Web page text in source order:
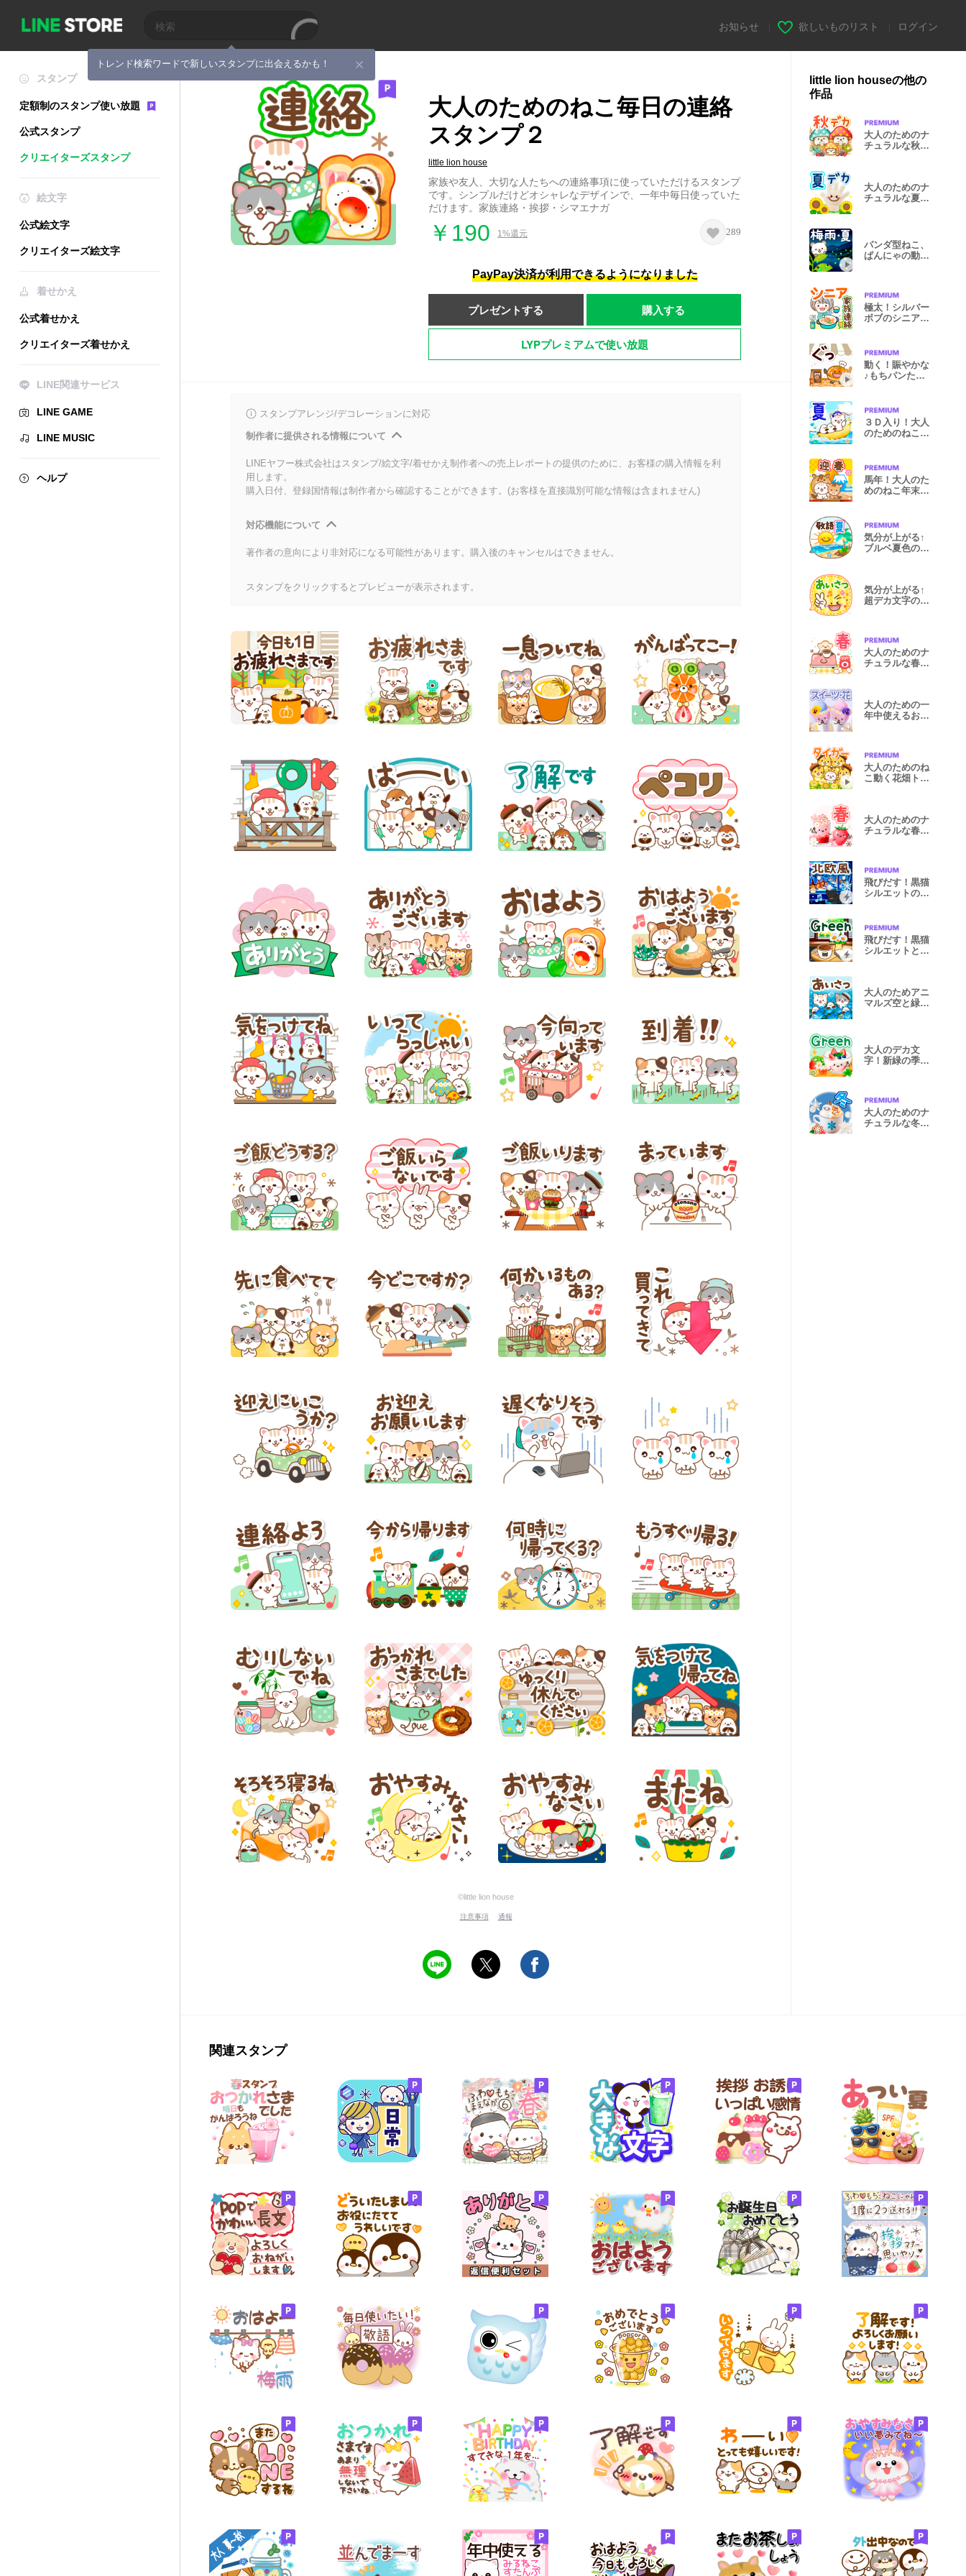
トレンド検索ワードで新しいスタンプに出会えるかも！
お知らせ 欲しいものリスト ログイン
スタンプ
定額制のスタンプ使い放題
公式スタンプ
クリエイターズスタンプ
絵文字
公式絵文字
クリエイターズ絵文字
着せかえ
公式着せかえ
クリエイターズ着せかえ
LINE関連サービス
LINE GAME
LINE MUSIC
ヘルプ
大人のためのねこ毎日の連絡
スタンプ２
little lion house
家族や友人、大切な人たちへの連絡事項に使っていただけるスタンプ
です。シンプルだけどオシャレなデザインで、一年中毎日使っていた
だけます。家族連絡・挨拶・シマエナガ
￥190 1%還元 289
PayPay決済が利用できるようになりました
プレゼントする 購入する
LYPプレミアムで使い放題
スタンプアレンジ/デコレーションに対応
制作者に提供される情報について
LINEヤフー株式会社はスタンプ/絵文字/着せかえ制作者への売上レポートの提供のために、お客様の購入情報を利
用します。
購入日付、登録国情報は制作者から確認することができます。(お客様を直接識別可能な情報は含まれません)
対応機能について
著作者の意向により非対応になる可能性があります。購入後のキャンセルはできません。
スタンプをクリックするとプレビューが表示されます。
©little lion house
注意事項 通報
little lion houseの他の
作品
大人のためのナ
チュラルな秋の
大人のためのナ
チュラルな夏の
パンダ型ねこ、
ぱんにゃの動く
極太！シルバー
ボブのシニアガ
動く！賑やかな
♪もちパンたち
３Ｄ入り！大人
のためのねこ夏
馬年！大人のた
めのねこ年末年
気分が上がる↑
ブルベ夏色の夏
気分が上がる↑
超デカ文字の挨
大人のためのナ
チュラルな春の
大人のための一
年中使えるお花
大人のためのね
こ動く花畑トラ
大人のためのナ
チュラルな春の
飛びだす！黒猫
シルエットの北
飛びだす！黒猫
シルエットと癒
大人のためアニ
マルズ空と緑の
大人のデカ文
字！新緑の季節
大人のためのナ
チュラルな冬の
関連スタンプ